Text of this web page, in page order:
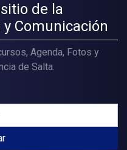
de la
Comunicación
Agenda, Fotos y
de Salta.